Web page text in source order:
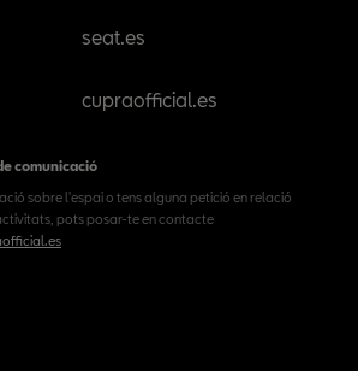
seat.es
cupraofficial.es
comunicació
sobre l'espai o tens alguna petició en relació
pots posar-te en contacte